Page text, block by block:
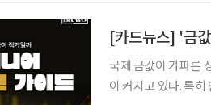
[카드뉴스] '금
국제 금값이 가파른
이 커지고 있다. 특